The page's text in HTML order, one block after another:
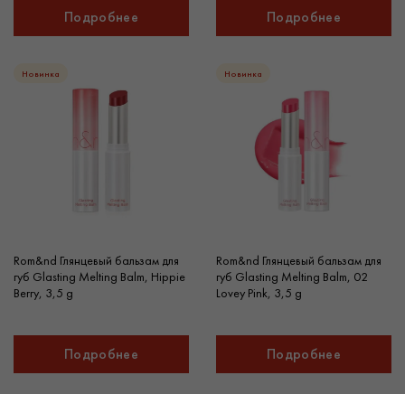
Подробнее Подробнее
Новинка
Rom&nd Глянцевый бальзам для
губ Glasting Melting Balm, Hippie
Berry, 3,5 g
Подробнее
Новинка
Rom&nd Глянцевый бальзам для
губ Glasting Melting Balm, 02
Lovey Pink, 3,5 g
Подробнее